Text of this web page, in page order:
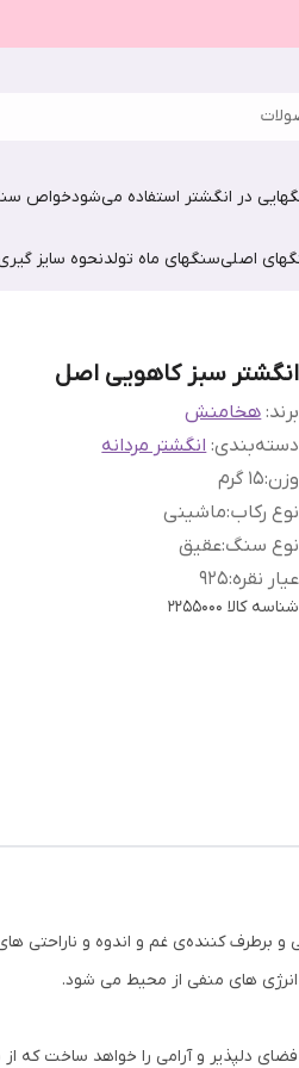
در انگشتر استفاده می‌شودخواص
اصلیسنگهای ماه تولدنحوه سایز
انگشتر سبز کاهویی اصل
برند: هخامنش
دسته‌بندی:انگشتر مردانه
وزن:15 گرم
نوع رکاب:ماشینی
نوع سنگ:عقیق
عیار نقره:
925
شناسه کالا 2255000